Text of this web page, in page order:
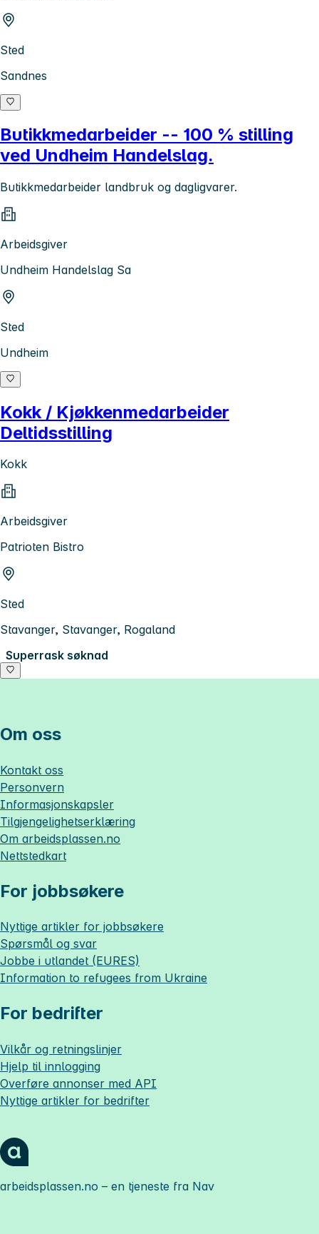
Sted
Sandnes
Butikkmedarbeider -- 100 % stilling
ved Undheim Handelslag.
Butikkmedarbeider landbruk og dagligvarer.
Arbeidsgiver
Undheim Handelslag Sa
Sted
Undheim
Kokk / Kjøkkenmedarbeider
Deltidsstilling
Kokk
Arbeidsgiver
Patrioten Bistro
Sted
Stavanger, Stavanger, Rogaland
Superrask søknad
Om oss
Kontakt oss
Personvern
Informasjonskapsler
Tilgjengelighetserklæring
Om arbeidsplassen.no
Nettstedkart
For jobbsøkere
Nyttige artikler for jobbsøkere
Spørsmål og svar
Jobbe i utlandet (EURES)
Information to refugees from Ukraine
For bedrifter
Vilkår og retningslinjer
Hjelp til innlogging
Overføre annonser med API
Nyttige artikler for bedrifter
arbeidsplassen.no – en tjeneste fra Nav